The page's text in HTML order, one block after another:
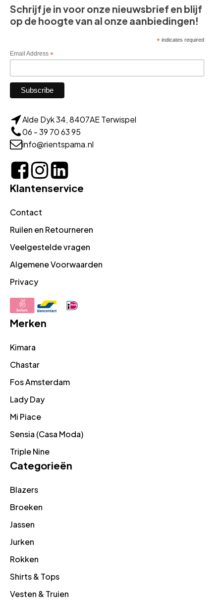
Schrijf je in voor onze nieuwsbrief en blijf
op de hoogte van al onze aanbiedingen!
*indicates required
Email Address *
Alde Dyk 34, 8407AE Terwispel
06 - 39 70 63 95
info@rientspama.nl
Klantenservice
Contact
Ruilen en Retourneren
Veelgestelde vragen
Algemene Voorwaarden
Privacy
Merken
Kimara
Chastar
Fos Amsterdam
Lady Day
Mi Piace
Sensia (Casa Moda)
Triple Nine
Categorieën
Blazers
Broeken
Jassen
Jurken
Rokken
Shirts & Tops
Vesten & Truien